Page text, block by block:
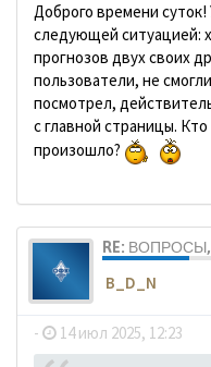
Доброго времени суток!
следующей ситуацией:
прогнозов двух своих
пользователи, не
посмотрел,
с главной страницы.
произошло?
RE:
B_D_N
- 14 июл 2025, 12:23